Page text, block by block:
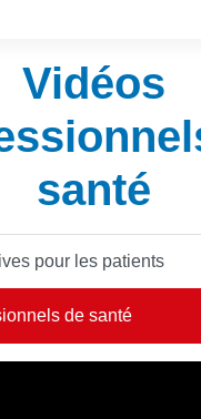
Vidéos
santé
pour les patients
de santé